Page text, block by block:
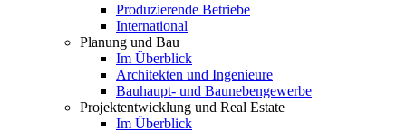
Produzierende Betriebe
International
Planung und Bau
Im Überblick
Architekten und Ingenieure
Bauhaupt- und Baunebengewerbe
Projektentwicklung und Real Estate
Im Überblick